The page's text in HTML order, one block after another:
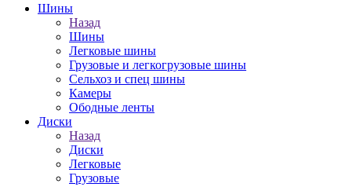
Шины
Назад
Шины
Легковые шины
Грузовые и легкогрузовые шины
Сельхоз и спец шины
Камеры
Ободные ленты
Диски
Назад
Диски
Легковые
Грузовые